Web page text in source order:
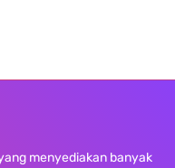
menyediakan banyak